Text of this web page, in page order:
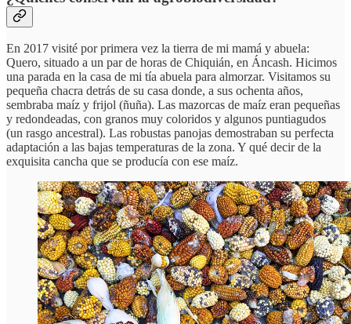
En 2017 visité por primera vez la tierra de mi mamá y abuela:
Quero, situado a un par de horas de Chiquián, en Áncash. Hicimos
una parada en la casa de mi tía abuela para almorzar. Visitamos su
pequeña chacra detrás de su casa donde, a sus ochenta años,
sembraba maíz y frijol (ñuña). Las mazorcas de maíz eran pequeñas
y redondeadas, con granos muy coloridos y algunos puntiagudos
(un rasgo ancestral). Las robustas panojas demostraban su perfecta
adaptación a las bajas temperaturas de la zona. Y qué decir de la
exquisita cancha que se producía con ese maíz.